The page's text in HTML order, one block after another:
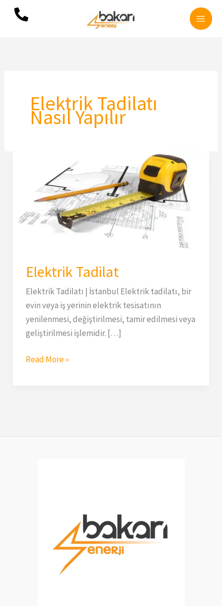
İçeriğe
Elektrik Tadilatı
Nasıl Yapılır
Elektrik Tadilat
Elektrik Tadilatı | İstanbul Elektrik tadilatı, bir
evin veya iş yerinin elektrik tesisatının
yenilenmesi, değiştirilmesi, tamir edilmesi veya
geliştirilmesi işlemidir. […]
Read More »